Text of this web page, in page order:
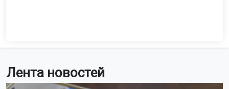
Лента новостей